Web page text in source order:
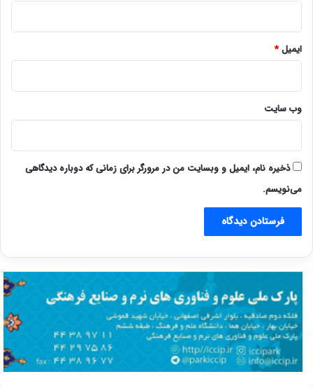
ایمیل*
وب‌ سایت
ذخیره نام، ایمیل و وبسایت من در مرورگر برای زمانی که دوباره دیدگاهی
می‌نویسم.